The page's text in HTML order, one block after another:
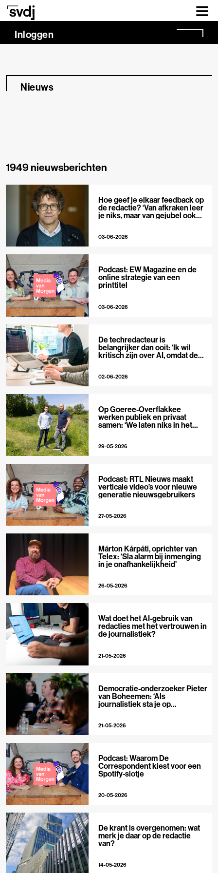
Naar hoofdinhoud
Inloggen
Nieuws
1949 nieuwsberichten
Hoe geef je elkaar feedback op
de redactie? ‘Van afkraken leer
je niks, maar van gejubel ook
03-06-2026
Podcast: EW Magazine en de
online strategie van een
printtitel
03-06-2026
De techredacteur is
belangrijker dan ooit: ‘Ik wil
kritisch zijn over AI, omdat de
02-06-2026
Op Goeree-Overflakkee
werken publiek en privaat
samen: ‘We laten niks in het
29-05-2026
Podcast: RTL Nieuws maakt
verticale video’s voor nieuwe
generatie nieuwsgebruikers
27-05-2026
Márton Kárpáti, oprichter van
Telex: ‘Sla alarm bij inmenging
in je onafhankelijkheid’
26-05-2026
Wat doet het AI-gebruik van
redacties met het vertrouwen in
de journalistiek?
21-05-2026
Democratie-onderzoeker Pieter
van Boheemen: ‘Als
journalistiek sta je op
21-05-2026
Podcast: Waarom De
Correspondent kiest voor een
Spotify-slotje
20-05-2026
De krant is overgenomen: wat
merk je daar op de redactie
van?
14-05-2026